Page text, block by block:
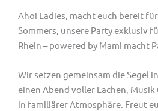
Ahoi Ladies, macht euch bereit
Sommers, unsere Party exklusiv
Rhein – powered by Mami macht
Wir setzen gemeinsam die Segel
einen Abend voller Lachen,
in familiärer Atmosphäre. Freut